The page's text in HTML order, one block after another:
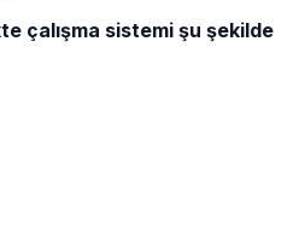
çalışma sistemi şu şekilde